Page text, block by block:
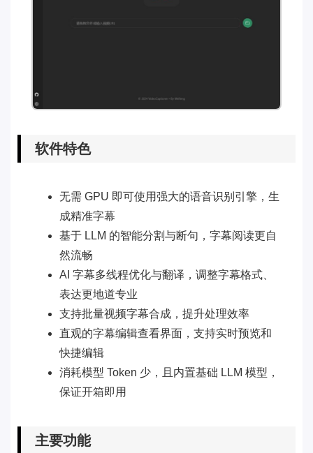
软件特色
无需 GPU 即可使用强大的语音识别引擎，生
成精准字幕
基于 LLM 的智能分割与断句，字幕阅读更自
然流畅
AI 字幕多线程优化与翻译，调整字幕格式、
表达更地道专业
支持批量视频字幕合成，提升处理效率
直观的字幕编辑查看界面，支持实时预览和
快捷编辑
消耗模型 Token 少，且内置基础 LLM 模型，
保证开箱即用
主要功能